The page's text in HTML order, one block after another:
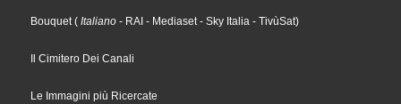
Bouquet( Italiano - RAI - Mediaset- Sky Italia - TivùSat)
Il Cimitero Dei Canali
Le Immagini più Ricercate